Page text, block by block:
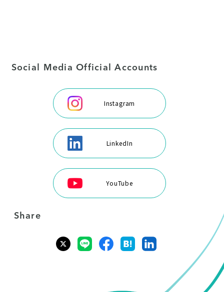
Social Media Official Accounts
Instagram
LinkedIn
YouTube
Share